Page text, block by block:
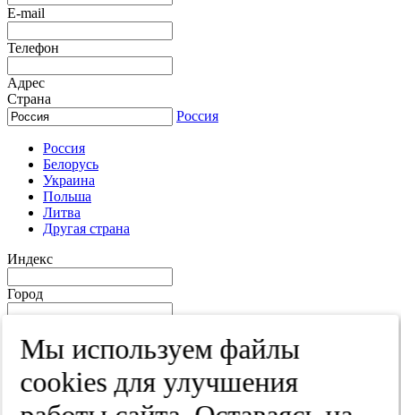
E-mail
Телефон
Адрес
Страна
Россия
Россия
Белорусь
Украина
Польша
Литва
Другая страна
Индекс
Город
Улица
Мы используем файлы
cооkies для улучшения